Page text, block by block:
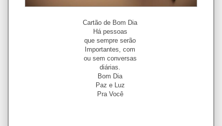
Cartão de Bom Dia
Há pessoas
que sempre serão
Importantes, com
ou sem conversas
diárias.
Bom Dia
Paz e Luz
Pra Você